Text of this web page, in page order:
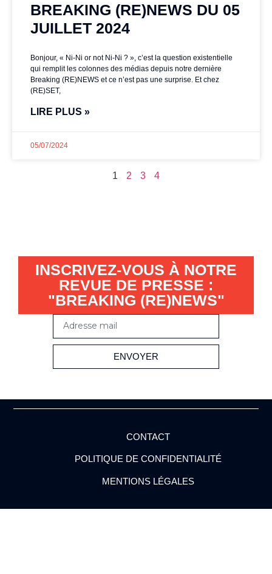
BREAKING (RE)NEWS DU 05
JUILLET 2024
Bonjour, « Ni-Ni or not Ni-Ni ? », c’est la question existentielle
qui remplit les colonnes des médias depuis notre dernière
Breaking (RE)NEWS et ce n’est pas une surprise. Et chez
(RE)SET,
LIRE PLUS »
05/07/2024
1 2 3 4
INSCRIVEZ-VOUS À NOTRE
REVUE DE PRESSE :
"BREAKING (RE)NEWS"
ENVOYER
CONTACT
POLITIQUE DE CONFIDENTIALITÉ
MENTIONS LÉGALES